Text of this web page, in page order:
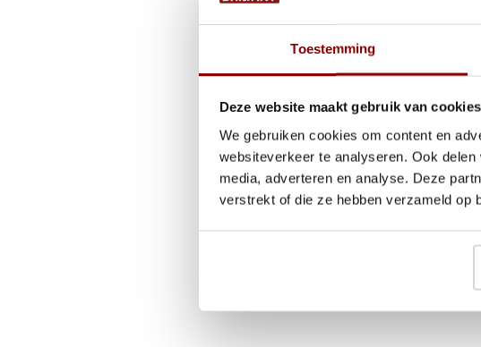
Toestemming
Deze website maakt gebruik van cookies
We gebruiken cookies om content en
websiteverkeer te analyseren. Ook
media, adverteren en analyse. Deze
verstrekt of die ze hebben verzameld op
De lattenbodem is naast een
persoonsgebonden. Iedereen
lattenbodemspotente kopen.
De poten die u bij
klaar om ons specialisme met